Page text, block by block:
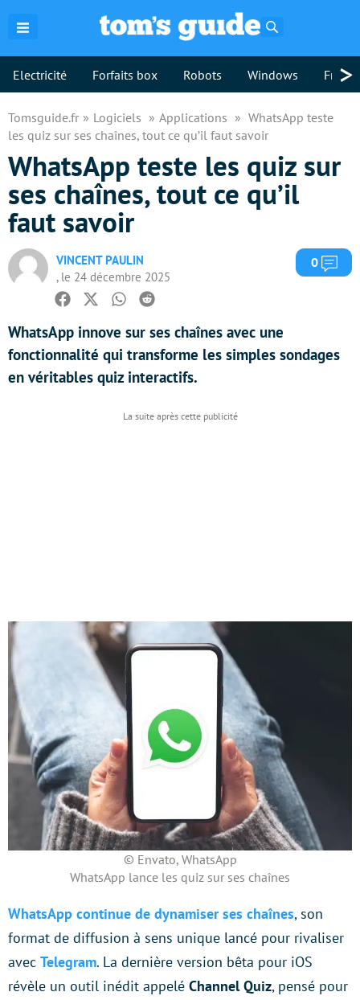
Electricité Forfaits box Robots Windows >
Tomsguide.fr Logiciels Applications
WhatsApp teste
les quiz sur ses chaînes, tout ce qu’il faut savoir
WhatsApp teste les quiz sur
ses chaînes, tout ce qu’il
faut savoir
VINCENT PAULIN
, le 24 décembre 2025
0
Facebook
TwitterWhatsapp
Reddit
WhatsApp innove sur ses chaînes avec une
fonctionnalité qui transforme les simples sondages
en véritables quiz interactifs.
© Envato, WhatsApp
WhatsApp lance les quiz sur ses chaînes
WhatsApp continue de dynamiser ses chaînes, son
format de diffusion à sens unique lancé pour rivaliser
avec Telegram. La dernière version bêta pour iOS
révèle un outil inédit appelé Channel Quiz, pensé pour